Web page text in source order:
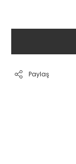
Paylaş